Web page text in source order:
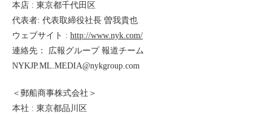
本店 : 東京都千代田区
代表者: 代表取締役社長 曽我貴也
ウェブサイト : http://www.nyk.com/
連絡先： 広報グループ 報道チーム
NYKJP.ML.MEDIA@nykgroup.com
＜郵船商事株式会社＞
本社 : 東京都品川区